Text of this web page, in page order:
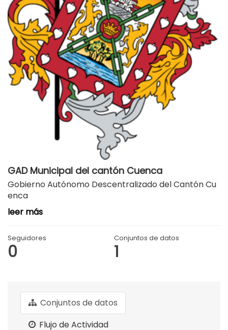
GAD Municipal del cantón Cuenca
Gobierno Autónomo Descentralizado del Cantón Cu
enca
leer más
Seguidores
0
Conjuntos de datos
1
Conjuntos de datos
Flujo de Actividad